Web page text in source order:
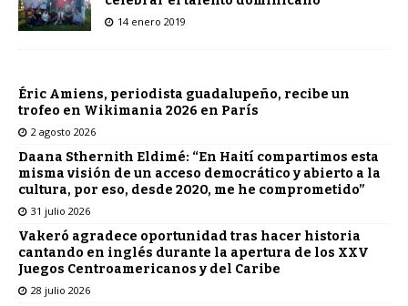
14 enero 2019
Éric Amiens, periodista guadalupeño, recibe un
trofeo en Wikimania 2026 en París
2 agosto 2026
Daana Sthernith Eldimé: “En Haití compartimos esta
misma visión de un acceso democrático y abierto a la
cultura, por eso, desde 2020, me he comprometido”
31 julio 2026
Vakeró agradece oportunidad tras hacer historia
cantando en inglés durante la apertura de los XXV
Juegos Centroamericanos y del Caribe
28 julio 2026